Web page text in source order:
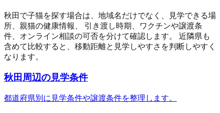
秋田 で子猫を探す場合は、地域名だけでなく、見学できる場
所、親猫の健康情報、 引き渡し時期、ワクチンや譲渡条
件、オンライン相談の可否を分けて確認します。 近隣県も
含めて比較すると、移動距離と見学しやすさを判断しやすく
なります。
秋田周辺の見学条件
都道府県別に見学条件や譲渡条件を整理します。